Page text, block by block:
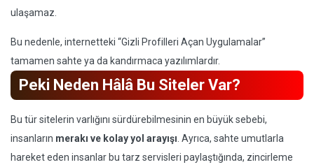
ulaşamaz.
Bu nedenle, internetteki “Gizli Profilleri Açan Uygulamalar”
tamamen sahte ya da kandırmaca yazılımlardır.
Peki Neden Hâlâ Bu Siteler Var?
Bu tür sitelerin varlığını sürdürebilmesinin en büyük sebebi,
insanların merakı ve kolay yol arayışı . Ayrıca, sahte umutlarla
hareket eden insanlar bu tarz servisleri paylaştığında, zincirleme